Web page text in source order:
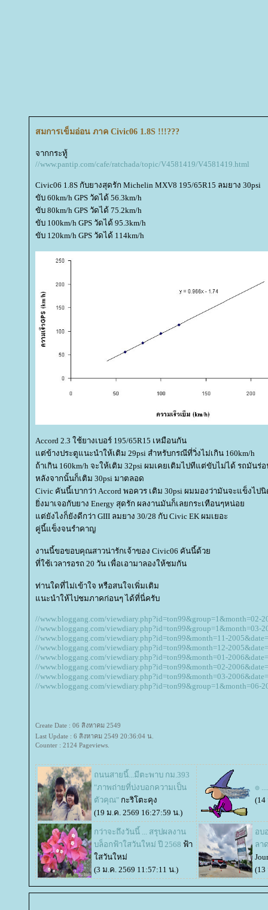
สมการเข็มอ่อน ภาค Civic06 1.8S !!!???
จากกระทู้
//www.pantip.com/cafe/ratchada/topic/V4581419/V4581419.html
Civic06 1.8S กับยางสุดรัก Michelin MXV8 195/65R15 ลมยาง 30psi
ขับ 60km/h GPS วัดได้ 56.3km/h
ขับ 80km/h GPS วัดได้ 75.2km/h
ขับ 100km/h GPS วัดได้ 95.3km/h
ขับ 120km/h GPS วัดได้ 114km/h
Accord 2.3 ใช้ยางเบอร์ 195/65R15 เหมือนกัน
ต่ข้างประตูแนะนำให้เติม 29psi สำหรับกรณีที่วิ่งไม่เกิน 160km/h
ถ้าเกิน 160km/h จะให้เติม 32psi ผมเคยเติมไปทีแต่ขับไม่ได้ รถมันร่
หลังจากนั้นก็เติม 30psi มาตลอด
Civic คันนี้เบากว่า Accord พอควร เติม 30psi ผมมองว่ามันจะแข็งไป
ิ่งมาเจอกับยาง Energy สุดรัก ผลงานมันก็เลยกระเทือนๆหน่อ
ต่ยังไงก็ยังดีกว่า GIII ลมยาง 30/28 กับ Civic EK ผมเยอะ
คู่นี้แข็งจนรำคาญ
งานนี้ขอขอบคุณสาวน่ารักเจ้าของ Civic06 คันนี้ด้ว
ที่ใช้เวลารอรถ 20 วัน เพื่อเอามาลองให้ชมกัน
ท่านใดที่ไม่เข้าใจ หรือสนใจเพิ่มเติม
นะนำให้ไปชมภาคก่อนๆ ได้ที่นี่ครับ
//www.bloggang.com/viewdiary.php?id=ton99&group=1&month=02-
//www.bloggang.com/viewdiary.php?id=ton99&group=1&month=03-
//www.bloggang.com/viewdiary.php?id=ton99&month=11-
//www.bloggang.com/viewdiary.php?id=ton99&month=12-
//www.bloggang.com/viewdiary.php?id=ton99&month=01-
//www.bloggang.com/viewdiary.php?id=ton99&month=02-
//www.bloggang.com/viewdiary.php?id=ton99&month=03-
//www.bloggang.com/viewdiary.php?id=ton99&group=1&month=06-
Create Date : 06 สิงหาคม 2549
Last Update : 6 สิงหาคม 2549 20:36:04 น.
Counter : 2124 Pageviews.
ถนนสายนี้...มีตะพาบ กม.393
"ภาพถ่ายที่บ่งบอกความเป็น
ตัวคุณ" กะริโตะคุง
(19 ม.ค. 2569 16:27:59 น.)
๏
(14
กว่าจะถึงวันนี้ ... สรุปผลงาน
บล็อกฟ้าใสวันใหม่ ปี 2568 ฟ้า
สวันใหม่
(3 ม.ค. 2569 11:57:11 น.)
อบ
ลา
(13